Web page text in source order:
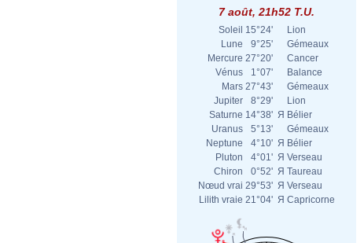
7 août, 21h52 T.U.
Soleil 15°24'
Lion
Lune
9°25'
Gémeaux
Mercure 27°20'
Cancer
Vénus
1°07'
Balance
Mars 27°43'
Gémeaux
Jupiter
8°29'
Lion
Saturne 14°38' Я Bélier
Uranus
5°13'
Gémeaux
Neptune
4°10' Я Bélier
Pluton
4°01' Я Verseau
Chiron
0°52' Я Taureau
Nœud vrai 29°53' Я Verseau
Lilith vraie 21°04' Я Capricorne